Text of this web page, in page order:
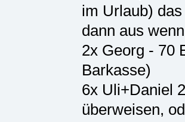
im Urlaub)
dann aus
2x Georg - 70
Barkasse)
6x Uli+Daniel
überweisen,